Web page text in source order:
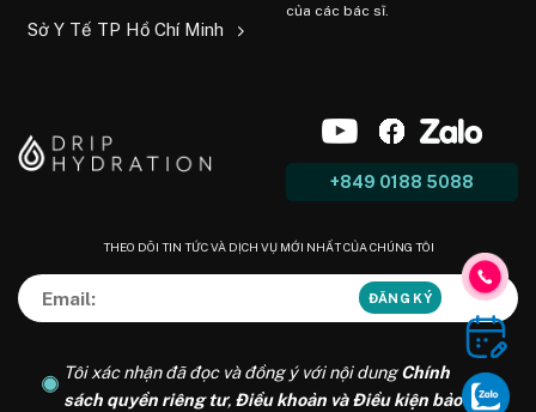
Sở Y Tế TP Hồ Chí Minh
của các bác sĩ.
+849 0188 5088
THEO DÕI TIN TỨC VÀ DỊCH VỤ MỚI NHẤT CỦA CHÚNG TÔI
Tôi xác nhận đã đọc và đồng ý với nội dungChính
sách quyền riêng tư, Điều khoản và Điều kiện bảo